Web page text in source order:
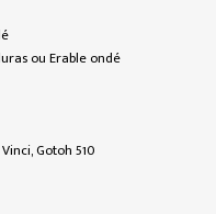
ou Erable ondé
Gotoh 510